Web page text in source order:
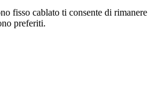
cablato ti consente di
preferiti.